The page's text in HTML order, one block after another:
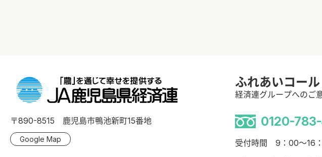
〒890-8515 鹿児島市鴨池新町15番地
Google Map
ふれあいコール
経済連グループへのご
0120-
受付時間 9：00～16